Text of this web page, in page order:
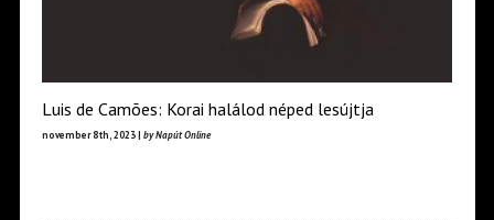
Luis de Camões: Korai halálod néped lesújtja
november 8th, 2023 | by Napút Online